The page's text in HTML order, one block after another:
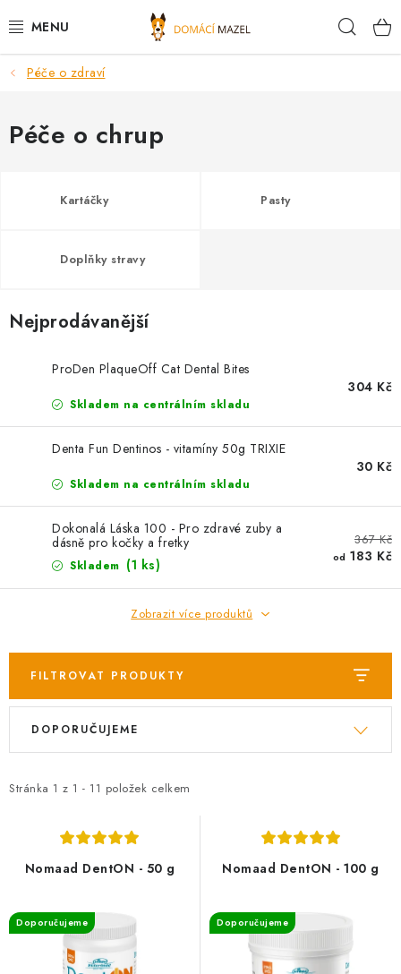
na
DOPORUČUJEME
VÝPRODEJ SKLADU
PRO CHOVATELE
OSTATNÍ
PETLOVER
HODNOCENÍ OBCHODU
DOPRAVA PO OSTRAVĚ, HLUČÍNĚ A OKOLÍ
Obchodní podmínky
Zásady zpracování osobních údajů
Věrnostní slevy
Péče o zdraví
Péče o chrup
Kartáčky Pasty
Doplňky stravy
Nejprodávanější
ProDen PlaqueOff Cat Dental Bites
Skladem na centrálním skladu
304 Kč
Denta Fun Dentinos - vitamíny 50g TRIXIE
Skladem na centrálním skladu
30 Kč
Dokonalá Láska 100 - Pro zdravé zuby a
dásně pro kočky a fretky
Skladem (1 ks)
367 Kč
od 183 Kč
Zobrazit více produktů
FILTROVAT PRODUKTY
V
i
d
u
Stránka 1 z 1 - 11 položek celkem
Ř
e
o
d
DOPORUČUJEME
Nomaad DentON - 50 g
Doporučujeme
Nomaad DentON - 100 g
Doporučujeme